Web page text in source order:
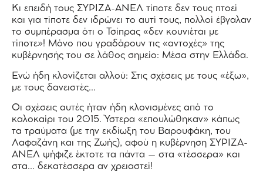
Κι επειδή τους ΣΥΡΙΖΑ-ΑΝΕΛ τίποτε δεν τους πτοεί
και για τίποτε δεν ιδρώνει το αυτί τους, πολλοί έβγαλαν
το συμπέρασμα ότι ο Τσίπρας «δεν κουνιέται με
τίποτε»! Μόνο που γραδάρουν τις «αντοχές» της
κυβέρνησής του σε λάθος σημείο: Μέσα στην Ελλάδα.
Ενώ ήδη κλονίζεται αλλού: Στις σχέσεις με τους «έξω»,
με τους δανειστές…
Οι σχέσεις αυτές ήταν ήδη κλονισμένες από το
καλοκαίρι του 2015. Ύστερα «επουλώθηκαν» κάπως
τα τραύματα (με την εκδίωξη του Βαρουφάκη, του
Λαφαζάνη και της Ζωής), αφού η κυβέρνηση ΣΥΡΙΖΑ-
ΑΝΕΛ ψήφιζε έκτοτε τα πάντα – στα «τέσσερα» και
στα… δεκατέσσερα αν χρειαστεί!